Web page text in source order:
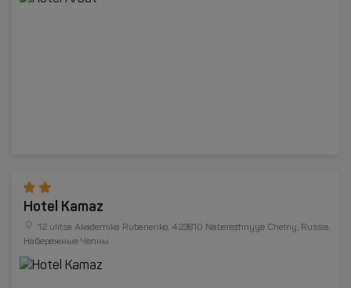
Hotel Kamaz
12 ulitsa Akademika Rubanenko, 423810 Naberezhnyye Chelny, Russia,
Набережные Челны